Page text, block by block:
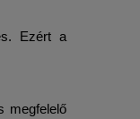
Ezért a
megfelelő